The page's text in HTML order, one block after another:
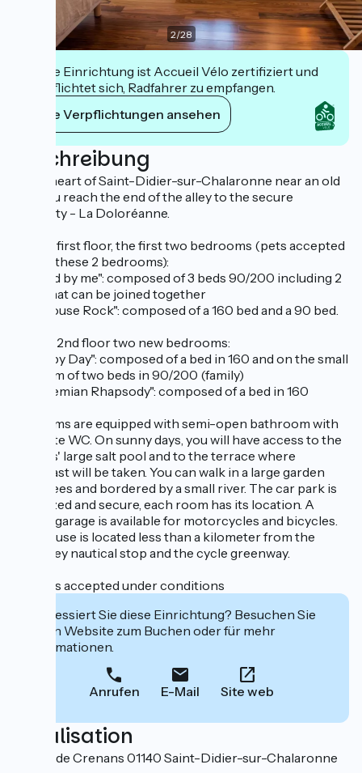
2/28
Diese Einrichtung ist Accueil Vélo zertifiziert und
verpflichtet sich, Radfahrer zu empfangen.
Ihre Verpflichtungen ansehen
Beschreibung
In the heart of Saint-Didier-sur-Chalaronne near an old
mill, you reach the end of the alley to the secure
property - La Doloréanne.
On the first floor, the first two bedrooms (pets accepted
only in these 2 bedrooms):
- "Stand by me": composed of 3 beds 90/200 including 2
beds that can be joined together
- "Jailhouse Rock": composed of a 160 bed and a 90 bed.
On the 2nd floor two new bedrooms:
- "Happy Day": composed of a bed in 160 and on the small
platform of two beds in 90/200 (family)
- "Bohemian Rhapsody": composed of a bed in 160
All rooms are equipped with semi-open bathroom with
separate WC. On sunny days, you will have access to the
owners' large salt pool and to the terrace where
breakfast will be taken. You can walk in a large garden
with trees and bordered by a small river. The car park is
privatized and secure, each room has its location. A
closed garage is available for motorcycles and bicycles.
The house is located less than a kilometer from the
Thoissey nautical stop and the cycle greenway.
Animals accepted under conditions
Interessiert Sie diese Einrichtung? Besuchen Sie
deren Website zum Buchen oder für mehr
Informationen.
Anrufen E-Mail Site web
Localisation
118 rue de Crenans 01140 Saint-Didier-sur-Chalaronne